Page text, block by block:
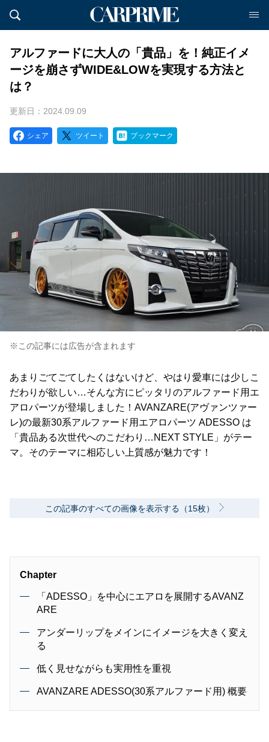
アルファードに大人の「貴品」を！純正イメ
ージを崩さずWIDE&LOWを実現する方法と
は？
更新日：2024.09.09
シェア ツイート ブックマーク
※この記事には広告が含まれます
あまりごてごてしたくはないけど、やはり愛車には少しこ
だわりが欲しい…そんな方にピッタリのアルファード用エ
アロパーツが登場しました！AVANZARE(アヴァンツァー
レ)の最新30系アルファード用エアロパーツ ADESSO は
「貴品ある次世代へのこだわり…NEXT STYLE」がテー
マ。そのテーマに相応しい上質感が魅力です！
この記事のすべての画像を表示する（15枚）
Chapter
「ADESSO」を中心にエアロを展開するAVANZ
ARE
アンダーリップをメインにイメージを大きく変え
る
低く見せながらも実用性を重視
AVANZARE ADESSO(30系アルファード用) 概要